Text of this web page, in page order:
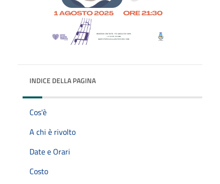
INDICE DELLA PAGINA
Cos'è
A chi è rivolto
Date e Orari
Costo